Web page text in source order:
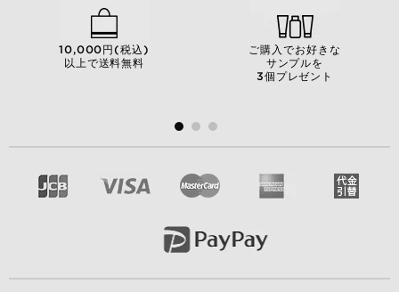
10,000円(税込)
以上で送料無料
ご購入でお好きな
サンプルを
3個プレゼント